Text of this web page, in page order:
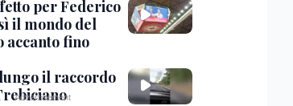
per Federico
il mondo del
accanto fino
il raccordo